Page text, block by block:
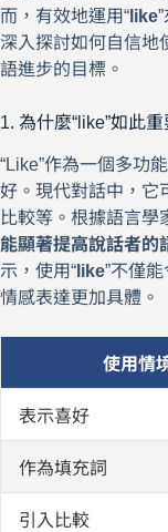
而，有效地運用“ like
深入探討如何自信地
語進步的目標。
1. 為什麼“like”如此重
“Like”作為一個多功
好。現代對話中，它
比較等。根據語言學
能顯著提高說話者的
示，使用“ like”不僅
情感表達更加具體。
使用情
表示喜好
作為填充詞
引入比較